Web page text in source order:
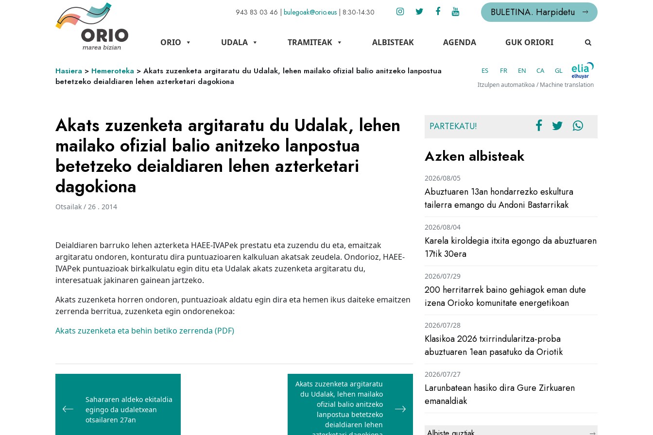
943 83 03 46 | bulegoak@orio.eus | 8:30-14:30 BULETINA. Harpidetu
ORIO UDALA TRAMITEAK ALBISTEAK AGENDA GUK ORIORI
Hasiera > Hemeroteka > Akats zuzenketa argitaratu du Udalak, lehen mailako ofizial balio anitzeko lanpostua
betetzeko deialdiaren lehen azterketari dagokiona
ES FR EN CA GL
Itzulpen automatikoa / Machine translation
Akats zuzenketa argitaratu du Udalak, lehen
mailako ofizial balio anitzeko lanpostua
betetzeko deialdiaren lehen azterketari
dagokiona
Otsailak / 26 . 2014
Deialdiaren barruko lehen azterketa HAEE-IVAPek prestatu eta zuzendu du eta, emaitzak
argitaratu ondoren, konturatu dira puntuazioaren kalkuluan akatsak zeudela. Ondorioz, HAEE-
IVAPek puntuazioak birkalkulatu egin ditu eta Udalak akats zuzenketa argitaratu du,
interesatuak jakinaren gainean jartzeko.
Akats zuzenketa horren ondoren, puntuazioak aldatu egin dira eta hemen ikus daiteke emaitzen
zerrenda berritua, zuzenketa egin ondorenekoa:
Akats zuzenketa eta behin betiko zerrenda (PDF)
Bidalketetan
zehar
nabigatu
Sahararen aldeko ekitaldia
egingo da udaletxean
otsailaren 27an
Akats zuzenketa argitaratu
du Udalak, lehen mailako
ofizial balio anitzeko
lanpostua betetzeko
deialdiaren lehen
PARTEKATU!
Azken albisteak
Abuztuaren 13an hondarrezko eskultura
tailerra emango du Andoni Bastarrikak
2026/08/05
Karela kiroldegia itxita egongo da abuztuaren
17tik 30era
2026/08/04
200 herritarrek baino gehiagok eman dute
izena Orioko komunitate energetikoan
2026/07/29
Klasikoa 2026 txirrindularitza-proba
abuztuaren 1ean pasatuko da Oriotik
2026/07/28
Larunbatean hasiko dira Gure Zirkuaren
emanaldiak
2026/07/27